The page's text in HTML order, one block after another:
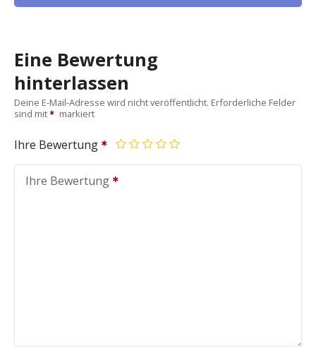
Eine Bewertung
hinterlassen
Deine E-Mail-Adresse wird nicht veröffentlicht. Erforderliche Felder
sind mit
markiert
Ihre Bewertung
Ihre Bewertung